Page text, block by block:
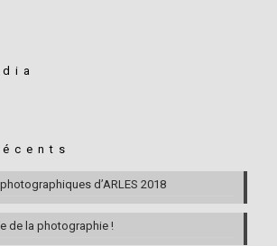
d’ARLES 2018
de la photographie !